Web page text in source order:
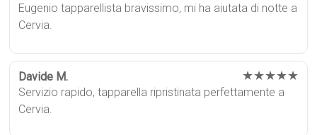
Eugenio tapparellista bravissimo, mi ha aiutata di notte a
Cervia.
Davide M. ★★★★★
Servizio rapido, tapparella ripristinata perfettamente a
Cervia.